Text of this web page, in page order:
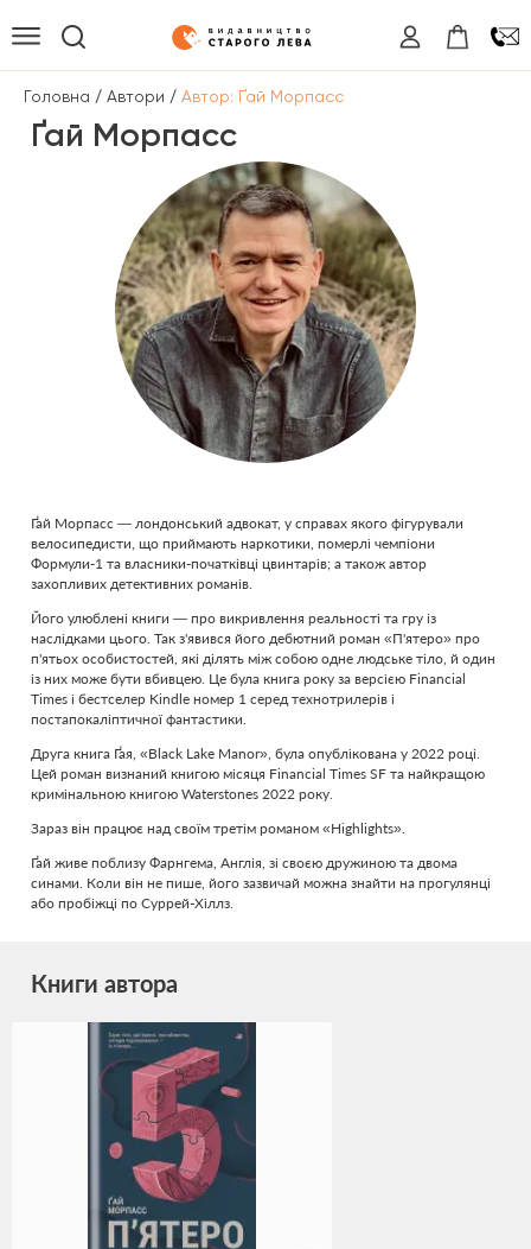
Головна / Автори / Автор: Ґай Морпасс
Ґай Морпасс
Ґай Морпасс — лондонський адвокат, у справах якого фігурували
велосипедисти, що приймають наркотики, померлі чемпіони
Формули-1 та власники-початківці цвинтарів; а також автор
захопливих детективних романів.
Його улюблені книги — про викривлення реальності та гру із
наслідками цього. Так з'явився його дебютний роман «П'ятеро» про
п'ятьох особистостей, які ділять між собою одне людське тіло, й один
із них може бути вбивцею. Це була книга року за версією Financial
Times і бестселер Kindle номер 1 серед технотрилерів і
постапокаліптичної фантастики.
Друга книга Ґая, «Black Lake Manor», була опублікована у 2022 році.
Цей роман визнаний книгою місяця Financial Times SF та найкращою
кримінальною книгою Waterstones 2022 року.
Зараз він працює над своїм третім романом «Highlights».
Ґай живе поблизу Фарнгема, Англія, зі своєю дружиною та двома
синами. Коли він не пише, його зазвичай можна знайти на прогулянці
або пробіжці по Суррей-Хіллз.
Книги автора